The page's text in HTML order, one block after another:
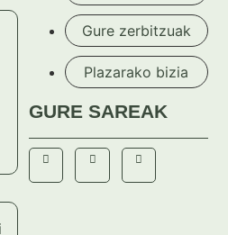
Gure zerbitzuak
Plazarako bizia
GURE SAREAK